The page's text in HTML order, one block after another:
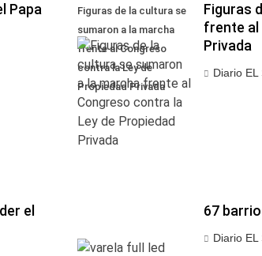
Papa
Figuras de la cultura se
sumaron a la marcha
frente al Congreso
contra la Ley de
Propiedad Privada
Figuras
frente al
Privada
Diario EL
el
67
Diario EL